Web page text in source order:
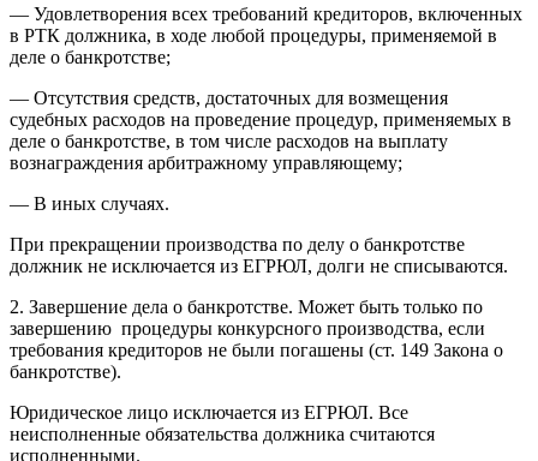
— Удовлетворения всех требований кредиторов, включенных
в РТК должника, в ходе любой процедуры, применяемой в
деле о банкротстве;
— Отсутствия средств, достаточных для возмещения
судебных расходов на проведение процедур, применяемых в
деле о банкротстве, в том числе расходов на выплату
вознаграждения арбитражному управляющему;
— В иных случаях.
При прекращении производства по делу о банкротстве
должник не исключается из ЕГРЮЛ, долги не списываются.
2. Завершение дела о банкротстве. Может быть только по
завершению процедуры конкурсного производства, если
требования кредиторов не были погашены (ст. 149 Закона о
банкротстве).
Юридическое лицо исключается из ЕГРЮЛ. Все
неисполненные обязательства должника считаются
исполненными.